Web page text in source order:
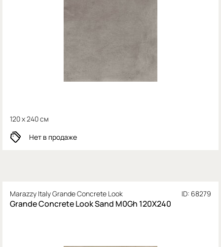
120 x 240 см
Нет в продаже
Marazzy Italy Grande Concrete Look ID: 68279
Grande Concrete Look Sand M0Gh 120X240